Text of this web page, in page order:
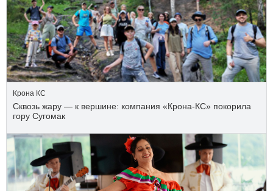
Крона КС
Сквозь жару — к вершине: компания «Крона‑КС» покорила
гору Сугомак